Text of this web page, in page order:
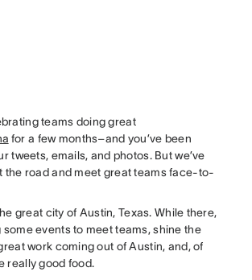
teams doing great
for a few months–and you’ve been
tweets, emails, and photos. But we’ve
the road and meet great teams face-to-
great city of Austin, Texas. While there,
some events to meet teams, shine the
work coming out of Austin, and, of
really good food.